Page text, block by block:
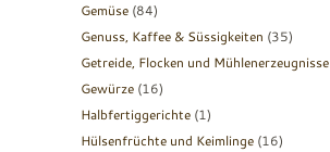
Gemüse (84)
Genuss, Kaffee & Süssigkeiten (35)
Getreide, Flocken und Mühlenerzeugnisse
Gewürze (16)
Halbfertiggerichte (1)
Hülsenfrüchte und Keimlinge (16)